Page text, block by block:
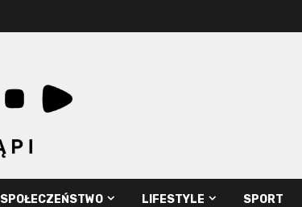
SPOŁECZEŃSTWO LIFESTYLE SPORT